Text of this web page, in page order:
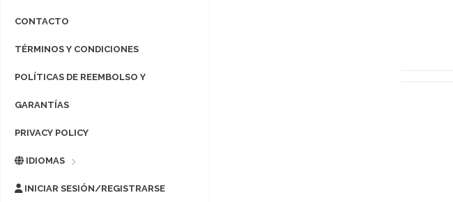
CONTACTO
TÉRMINOS Y CONDICIONES
POLÍTICAS DE REEMBOLSO Y
GARANTÍAS
PRIVACY POLICY
IDIOMAS
INICIAR SESIÓN/REGISTRARSE